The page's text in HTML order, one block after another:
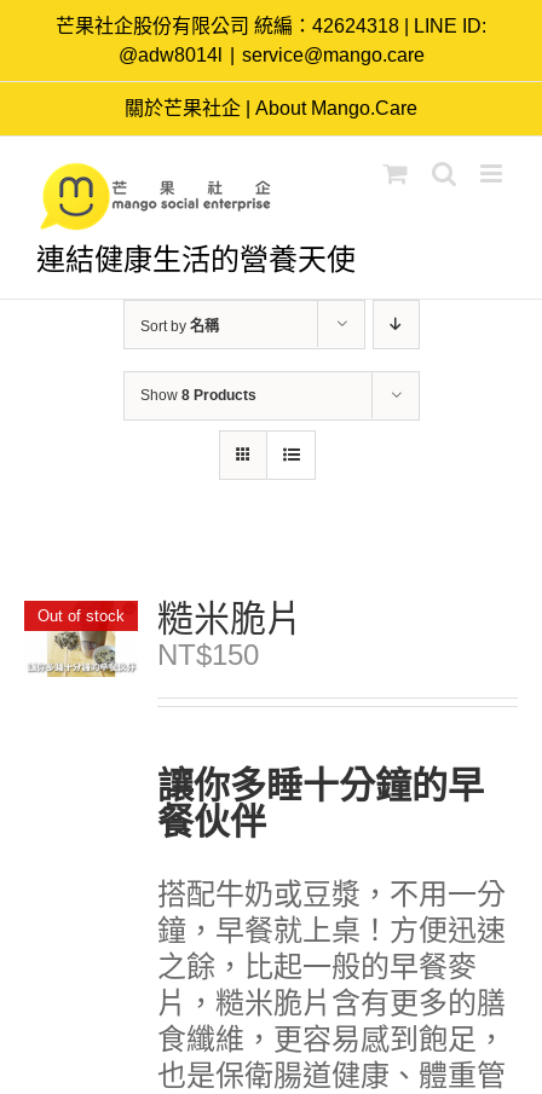
content
芒果社企股份有限公司 統編：42624318 | LINE ID:
@adw8014l
service@mango.care
關於芒果社企 | About Mango.Care
連結健康生活的營養天使
Sort by 名稱
Show 8 Products
Out of stock 糙米脆片
NT$150
讓你多睡十分鐘的早
餐伙伴
搭配牛奶或豆漿，不用一分
鐘，早餐就上桌！方便迅速
之餘，比起一般的早餐麥
片，糙米脆片含有更多的膳
食纖維，更容易感到飽足，
也是保衛腸道健康、體重管